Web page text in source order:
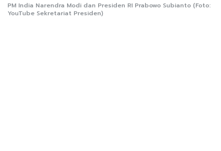
PM India Narendra Modi dan Presiden RI Prabowo Subianto (Foto:
YouTube Sekretariat Presiden)